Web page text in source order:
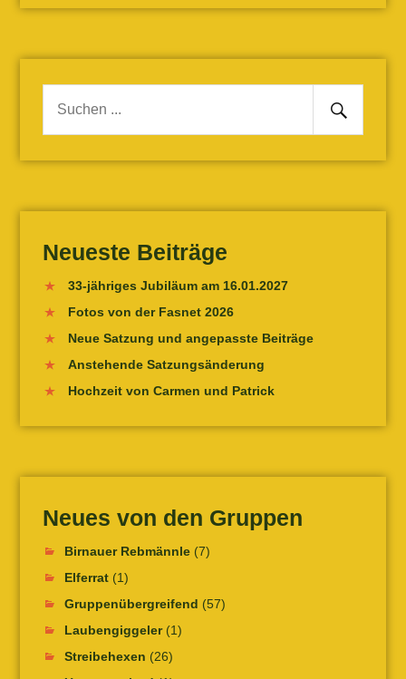
Suche
Senden
Neueste Beiträge
33-jähriges Jubiläum am 16.01.2027
Fotos von der Fasnet 2026
Neue Satzung und angepasste Beiträge
Anstehende Satzungsänderung
Hochzeit von Carmen und Patrick
Neues von den Gruppen
Birnauer Rebmännle(7)
Elferrat(1)
Gruppenübergreifend (57)
Laubengiggeler(1)
Streibehexen (26)